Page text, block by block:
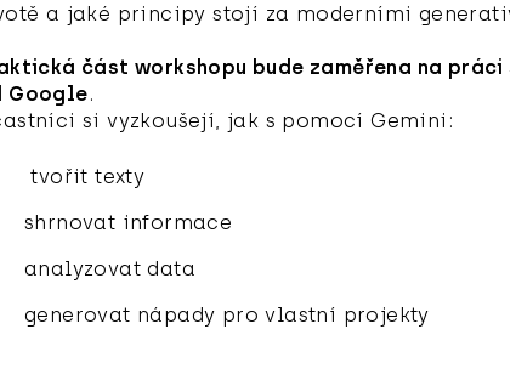
a jaké principy stojí za moderními
část workshopu bude zaměřena na
Google.
si vyzkoušejí, jak s pomocí Gemini:
tvořit texty
shrnovat informace
analyzovat data
generovat nápady pro vlastní projekty